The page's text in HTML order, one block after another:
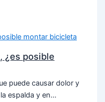
¿es posible
puede causar dolor y
espalda y en…